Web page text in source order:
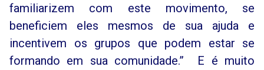
familiarizem com este movimento, se
beneficiem eles mesmos de sua ajuda e
incentivem os grupos que podem estar se
formando em sua comunidade.” E é muito